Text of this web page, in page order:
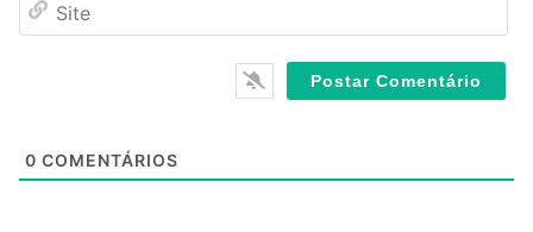
*t
0 COMENTÁRIOS